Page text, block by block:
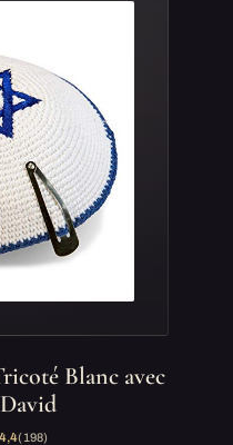
Blanc avec
4,4(198)